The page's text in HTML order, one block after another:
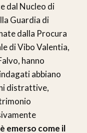
dal Nucleo di
Guardia di
dalla Procura
di Vibo Valentia,
hanno
abbiano
distrattive,
emerso come il